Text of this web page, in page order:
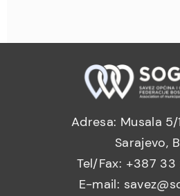
Adresa: Musala 5/
Sarajevo,
Tel/Fax: +387 33
E-mail: